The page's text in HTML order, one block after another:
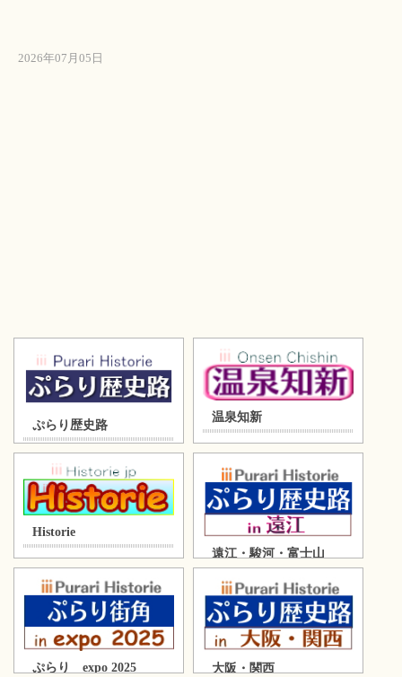
2026年07月05日
ぷらり歴史路
温泉知新
Historie
遠江・駿河・富士山
ぷらり expo 2025 大阪・関西